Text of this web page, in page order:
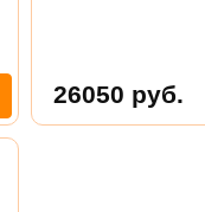
26050 руб.